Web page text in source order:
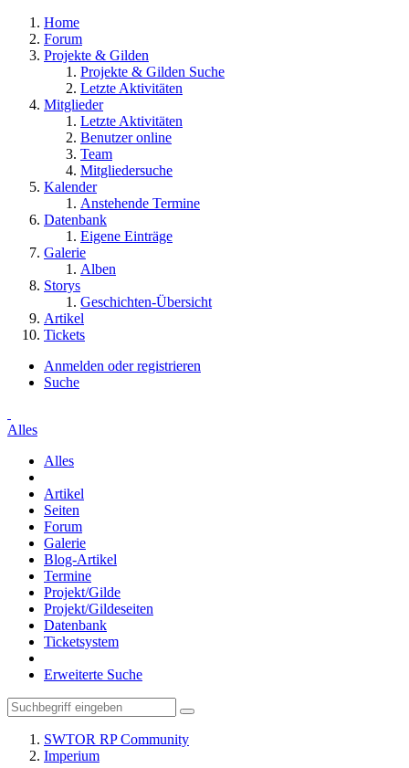
Home
Forum
Projekte & Gilden
Projekte & Gilden Suche
Letzte Aktivitäten
Mitglieder
Letzte Aktivitäten
Benutzer online
Team
Mitgliedersuche
Kalender
Anstehende Termine
Datenbank
Eigene Einträge
Galerie
Alben
Storys
Geschichten-Übersicht
Artikel
Tickets
Anmelden oder registrieren
Suche
Alles
Alles
Artikel
Seiten
Forum
Galerie
Blog-Artikel
Termine
Projekt/Gilde
Projekt/Gildeseiten
Datenbank
Ticketsystem
Erweiterte Suche
SWTOR RP Community
Imperium